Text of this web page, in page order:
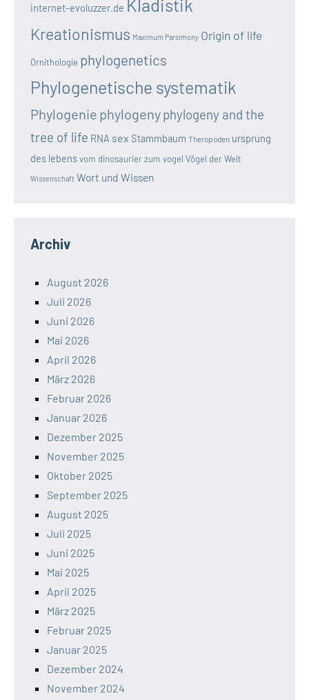
internet-evoluzzer.de Kladistik
Kreationismus Maximum Parsimony Origin of life
Ornithologie phylogenetics
Phylogenetische systematik
Phylogenie phylogenyphylogeny and the
tree of life RNA sex Stammbaum Theropoden ursprung
des lebensvom dinosaurier zum vogel Vögel der Welt
Wissenschaft Wort und Wissen
Archiv
August 2026
Juli 2026
Juni 2026
Mai 2026
April 2026
März 2026
Februar 2026
Januar 2026
Dezember 2025
November 2025
Oktober 2025
September 2025
August 2025
Juli 2025
Juni 2025
Mai 2025
April 2025
März 2025
Februar 2025
Januar 2025
Dezember 2024
November 2024